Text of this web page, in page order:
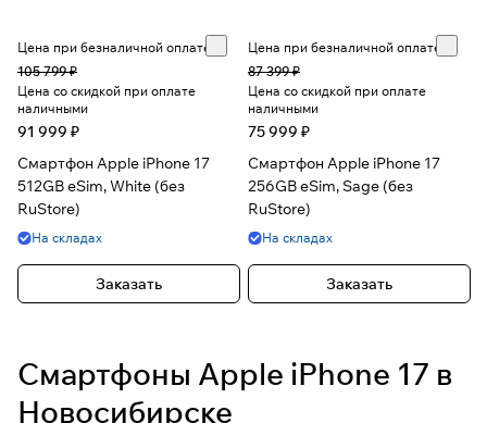
Цена при безналичной оплате
105 799 ₽
Цена со скидкой при оплате
наличными
91 999 ₽
Смартфон Apple iPhone 17
512GB eSim, White (без
RuStore)
На складах
Заказать
Цена при безналичной оплате
87 399 ₽
Цена со скидкой при оплате
наличными
75 999 ₽
Смартфон Apple iPhone 17
256GB eSim, Sage (без
RuStore)
На складах
Заказать
Смартфоны Apple iPhone 17 в
Новосибирске